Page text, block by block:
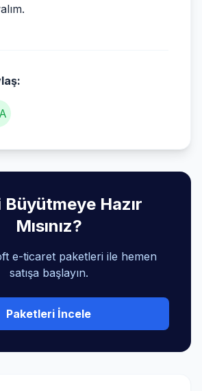
Hazır
Mısınız?
e-ticaret paketleri ile hemen
satışa başlayın.
Paketleri İncele